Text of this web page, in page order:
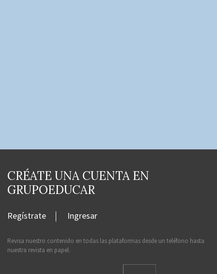
CRÉATE UNA CUENTA EN
GRUPOEDUCAR
Regístrate Ingresar
Revisa nuestro contenido en todas las plataformas desde un teléfono hasta
nuestra revista en papel.